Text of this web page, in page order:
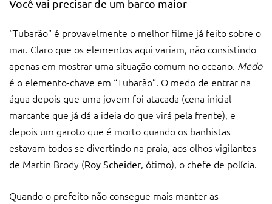
Você vai precisar de um barco maior
“Tubarão” é provavelmente o melhor filme já feito sobre o
mar. Claro que os elementos aqui variam, não consistindo
apenas em mostrar uma situação comum no oceano. Medo
é o elemento-chave em “Tubarão”. O medo de entrar na
água depois que uma jovem foi atacada (cena inicial
marcante que já dá a ideia do que virá pela frente), e
depois um garoto que é morto quando os banhistas
estavam todos se divertindo na praia, aos olhos vigilantes
de Martin Brody (Roy Scheider, ótimo), o chefe de polícia.
Quando o prefeito não consegue mais manter as